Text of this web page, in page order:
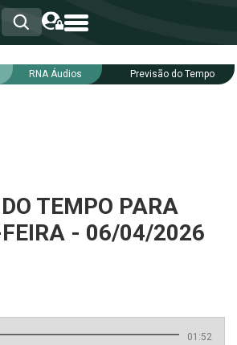
RNA Áudios Previsão do Tempo
TEMPO PARA
- 06/04/2026
01:52